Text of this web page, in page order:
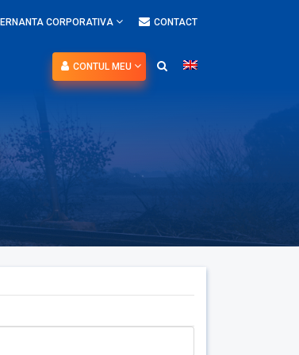
CORPORATIVA CONTACT
CONTUL MEU